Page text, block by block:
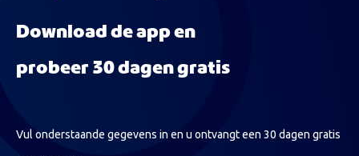
Download de app en
probeer 30 dagen gratis
Vul onderstaande gegevens in en u ontvangt een 30 dagen gratis